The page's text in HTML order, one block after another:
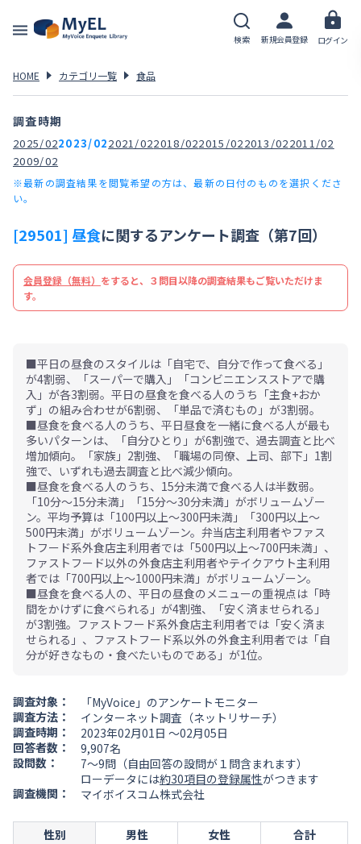
検索 新規会員登録 ログイン
HOME カテゴリ一覧 食品
調査時期
2025/022023/022021/022018/022015/022013/022011/02
2009/02
※最新の調査結果を閲覧希望の方は、最新の日付のものを選択くださ
い。
[29501] 昼食に関するアンケート調査（第7回）
会員登録（無料） をすると、３問目以降の調査結果もご覧いただけま
す。
■平日の昼食のスタイルは「自宅で、自分で作って食べる」
が4割弱、「スーパーで購入」「コンビニエンスストアで購
入」が各3割弱。平日の昼食を食べる人のうち「主食+おか
ず」の組み合わせが6割弱、「単品で済むもの」が3割弱。
■昼食を食べる人のうち、平日昼食を一緒に食べる人が最も
多いパターンは、「自分ひとり」が6割強で、過去調査と比べ
増加傾向。「家族」2割強、「職場の同僚、上司、部下」1割
強で、いずれも過去調査と比べ減少傾向。
■昼食を食べる人のうち、15分未満で食べる人は半数弱。
「10分～15分未満」「15分～30分未満」がボリュームゾー
ン。平均予算は「100円以上～300円未満」「300円以上～
500円未満」がボリュームゾーン。弁当店主利用者やファス
トフード系外食店主利用者では「500円以上～700円未満」、
ファストフード以外の外食店主利用者やテイクアウト主利用
者では「700円以上～1000円未満」がボリュームゾーン。
■昼食を食べる人の、平日の昼食のメニューの重視点は「時
間をかけずに食べられる」が4割強、「安く済ませられる」
が3割強。ファストフード系外食店主利用者では「安く済ま
せられる」、ファストフード系以外の外食主利用者では「自
分が好きなもの・食べたいものである」が1位。
調査対象：
「MyVoice」のアンケートモニター
調査方法：
インターネット調査（ネットリサーチ）
調査時期：
2023年02月01日 ～02月05日
回答者数：
9,907名
設問数：
7～9問（自由回答の設問が１問含まれます）
ローデータには約30項目の登録属性がつきます
調査機関：
マイボイスコム株式会社
性別 男性 女性
合計